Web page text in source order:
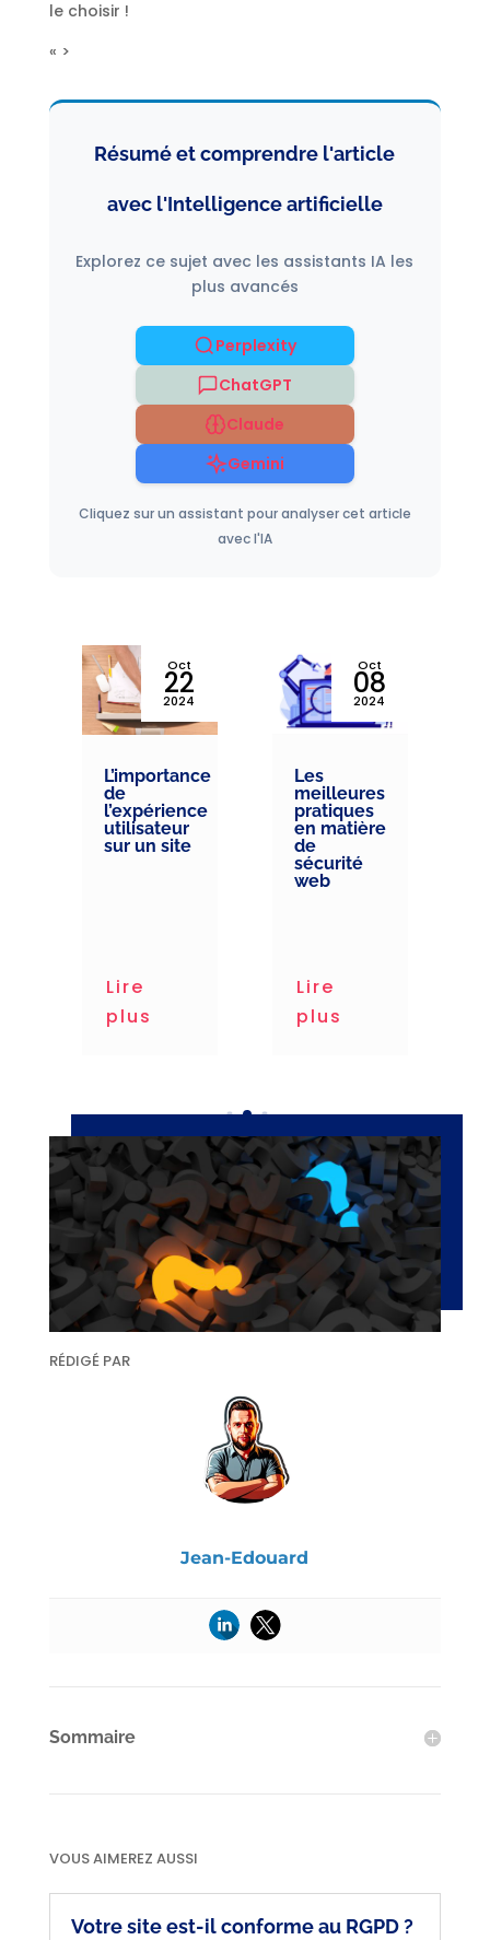
le choisir !
« >
Résumé et comprendre l'article
avec l'Intelligence artificielle
Explorez ce sujet avec les assistants IA les
plus avancés
Perplexity
ChatGPT
Claude
Gemini
Cliquez sur un assistant pour analyser cet article
avec l'IA
Oct
22
2024
L’importance
de
l’expérience
utilisateur
sur un site
Lire
plus
Oct
08
2024
Les
meilleures
pratiques
en matière
de
sécurité
web
Lire
plus
RÉDIGÉ PAR
Jean-Edouard
Sommaire
VOUS AIMEREZ AUSSI
Votre site est-il conforme au RGPD ?